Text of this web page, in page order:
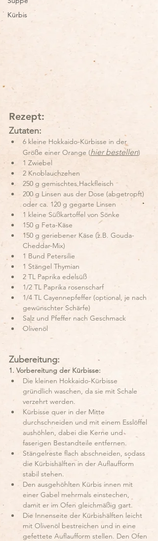
Kürbis
Rezept:
Zutaten:
6 kleine Hokkaido-Kürbisse in der
Größe einer Orange (hier bestellen)
1 Zwiebel
2 Knoblauchzehen
250 g gemischtes Hackfleisch
200 g Linsen aus der Dose (abgetropft)
oder ca. 120 g gegarte Linsen
1 kleine Süßkartoffel von Sönke
150 g Feta-Käse
150 g geriebener Käse (z.B. Gouda-
Cheddar-Mix)
1 Bund Petersilie
1 Stängel Thymian
2 TL Paprika edelsüß
1/2 TL Paprika rosenscharf
1/4 TL Cayennepfeffer (optional, je nach
gewünschter Schärfe)
Salz und Pfeffer nach Geschmack
Olivenöl
Zubereitung:
1. Vorbereitung der Kürbisse:
Die kleinen Hokkaido-Kürbisse
gründlich waschen, da sie mit Schale
verzehrt werden.
Kürbisse quer in der Mitte
durchschneiden und mit einem Esslöffel
aushöhlen, dabei die Kerne und
faserigen Bestandteile entfernen.
Stängelreste flach abschneiden, sodass
die Kürbishälften in der Auflaufform
stabil stehen.
Den ausgehöhlten Kürbis innen mit
einer Gabel mehrmals einstechen,
damit er im Ofen gleichmäßig gart.
Die Innenseite der Kürbishälften leicht
mit Olivenöl bestreichen und in eine
gefettete Auflaufform stellen. Den Ofen